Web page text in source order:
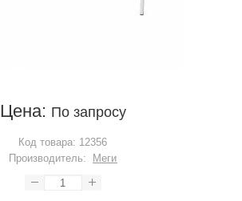
Цена: По запросу
Код товара: 12356
Производитель:
Меги